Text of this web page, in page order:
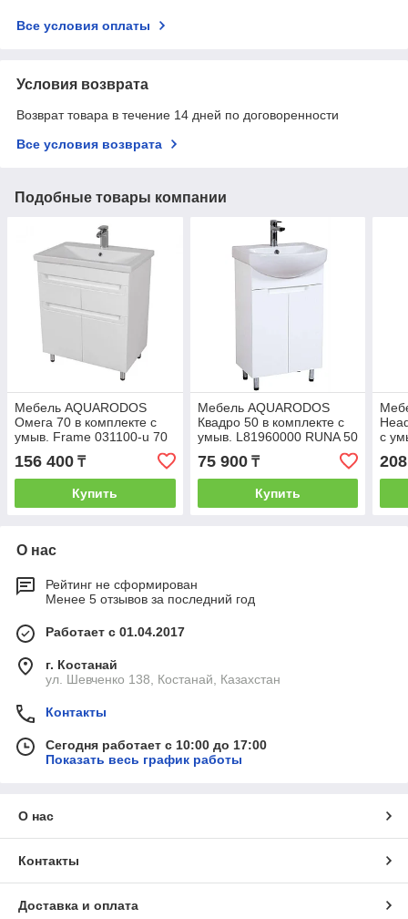
Все условия оплаты
Условия возврата
Возврат товара в течение 14 дней по договоренности
Все условия возврата
Подобные товары компании
Мебель AQUARODOS
Омега 70 в комплекте с
умыв. Frame 031100-u 70
156 400 ₸
Купить
Мебель AQUARODOS
Квадро 50 в комплекте с
умыв. L81960000 RUNA 50
75 900₸
Купить
с
О нас
Рейтинг не сформирован
Менее 5 отзывов за последний год
Работает с 01.04.2017
г. Костанай
ул. Шевченко 138, Костанай, Казахстан
Контакты
Сегодня работает с 10:00 до 17:00
Показать весь график работы
О нас
Контакты
Доставка и оплата